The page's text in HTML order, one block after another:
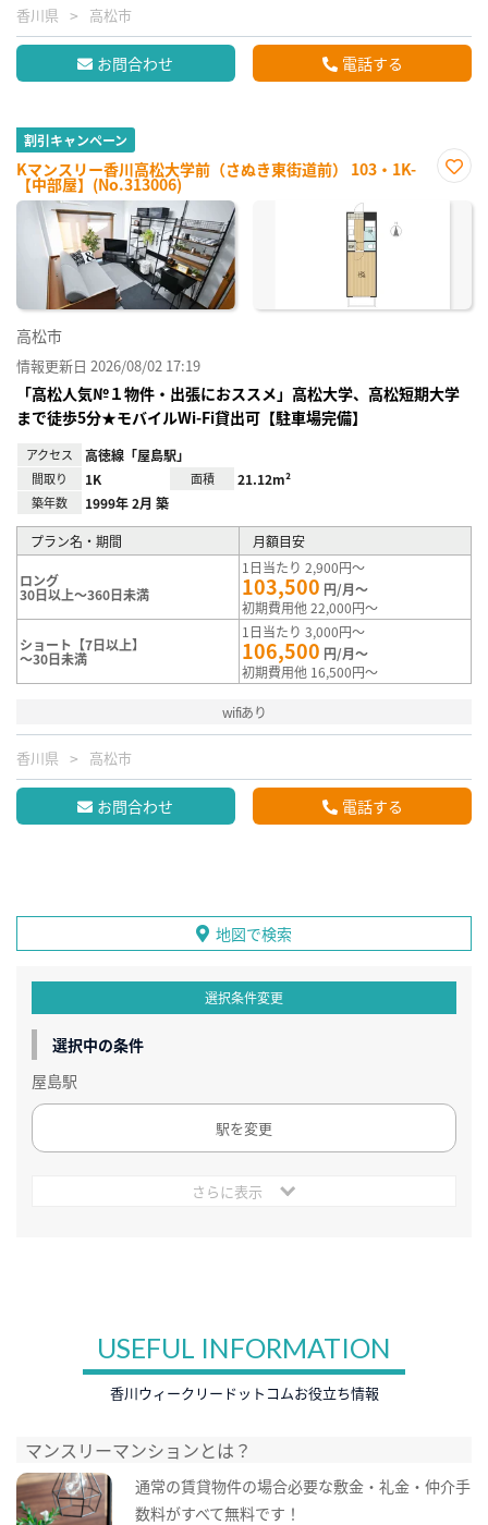
香川県 高松市
お問合わせ 電話する
割引キャンペーン
Kマンスリー香川高松大学前（さぬき東街道前） 103・1K-
【中部屋】(No.313006)
に入
高松市
情報更新日 2026/08/02 17:19
「高松人気№１物件・出張におススメ」高松大学、高松短期大学
まで徒歩5分★モバイルWi-Fi貸出可【駐車場完備】
アクセス 高徳線「屋島駅」
間取り 1K 面積 21.12m²
築年数 1999年 2月 築
プラン名・期間 月額目安
ロング
30日以上～360日未満
1日当たり 2,900円～
103,500 円/月～
初期費用他 22,000円～
ショート【7日以上】
～30日未満
1日当たり 3,000円～
106,500 円/月～
初期費用他 16,500円～
wifiあり
香川県 高松市
お問合わせ 電話する
地図で検索
選択条件変更
選択中の条件
屋島駅
駅を変更
さらに表示
USEFUL INFORMATION
香川ウィークリードットコムお役立ち情報
マンスリーマンションとは？
通常の賃貸物件の場合必要な敷金・礼金・仲介手
数料がすべて無料です！